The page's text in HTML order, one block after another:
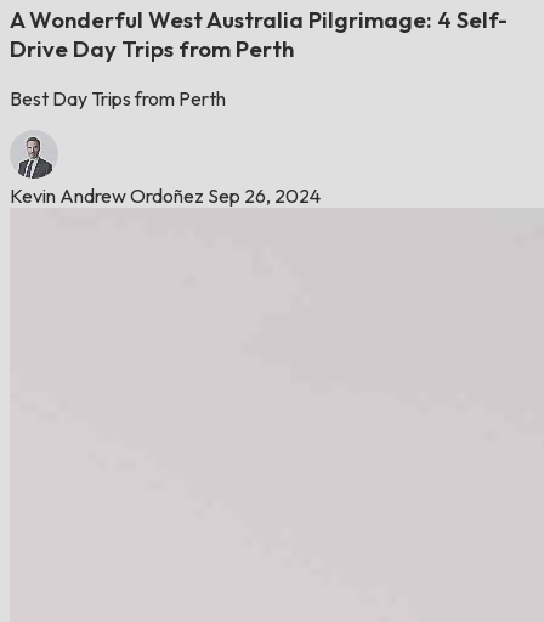
A Wonderful West Australia Pilgrimage: 4 Self-
Drive Day Trips from Perth
Best Day Trips from Perth
Kevin Andrew Ordoñez Sep 26, 2024